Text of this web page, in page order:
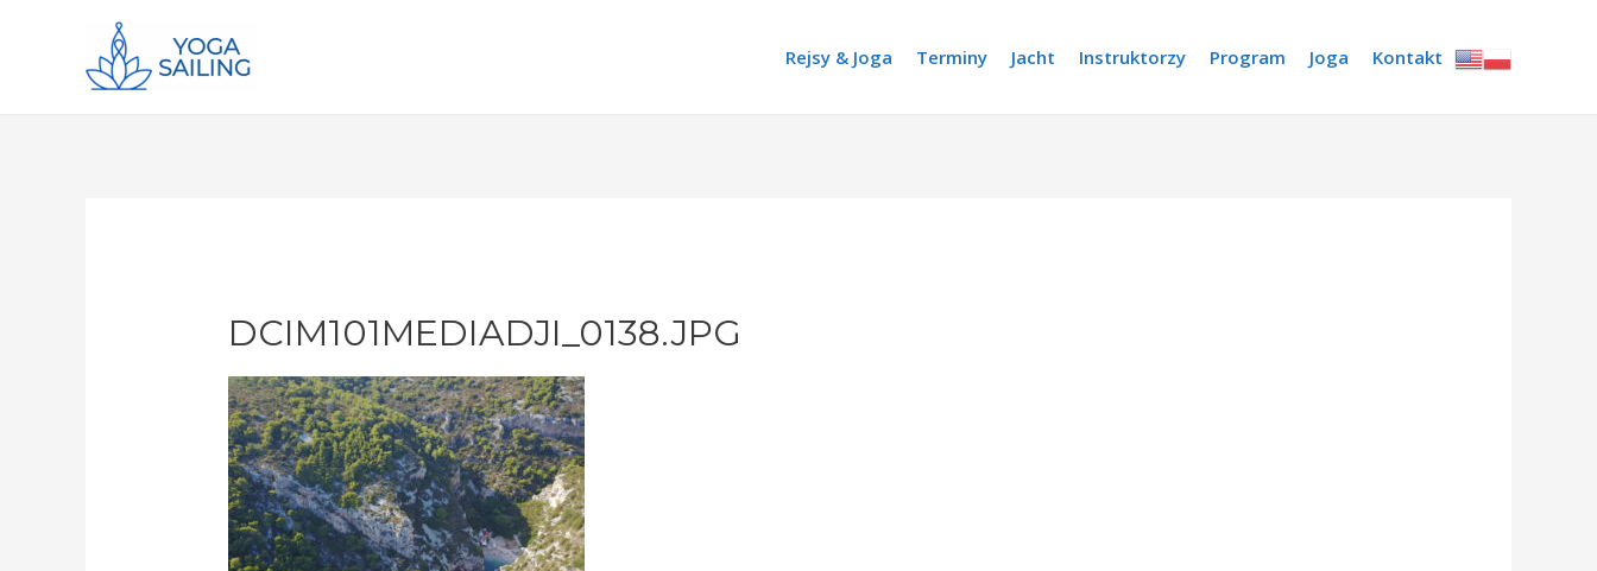
Rejsy & Joga Terminy Jacht Instruktorzy Program Joga Kontakt
DCIM101MEDIADJI_0138.JPG